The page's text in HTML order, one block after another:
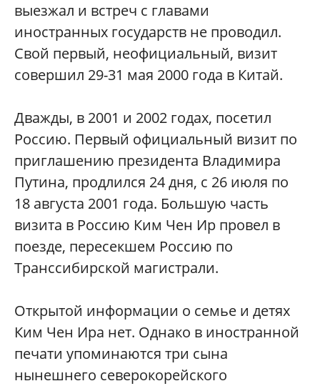
выезжал и встреч с главами
иностранных государств не проводил.
Свой первый, неофициальный, визит
совершил 29-31 мая 2000 года в Китай.
Дважды, в 2001 и 2002 годах, посетил
Россию. Первый официальный визит по
приглашению президента Владимира
Путина, продлился 24 дня, с 26 июля по
18 августа 2001 года. Большую часть
визита в Россию Ким Чен Ир провел в
поезде, пересекшем Россию по
Транссибирской магистрали.
Открытой информации о семье и детях
Ким Чен Ира нет. Однако в иностранной
печати упоминаются три сына
нынешнего северокорейского